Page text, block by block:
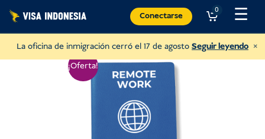
contenido
Conectarse
0 ☰
La oficina de inmigración cerró el 17 de agosto Seguir leyendo ×
¡Oferta!